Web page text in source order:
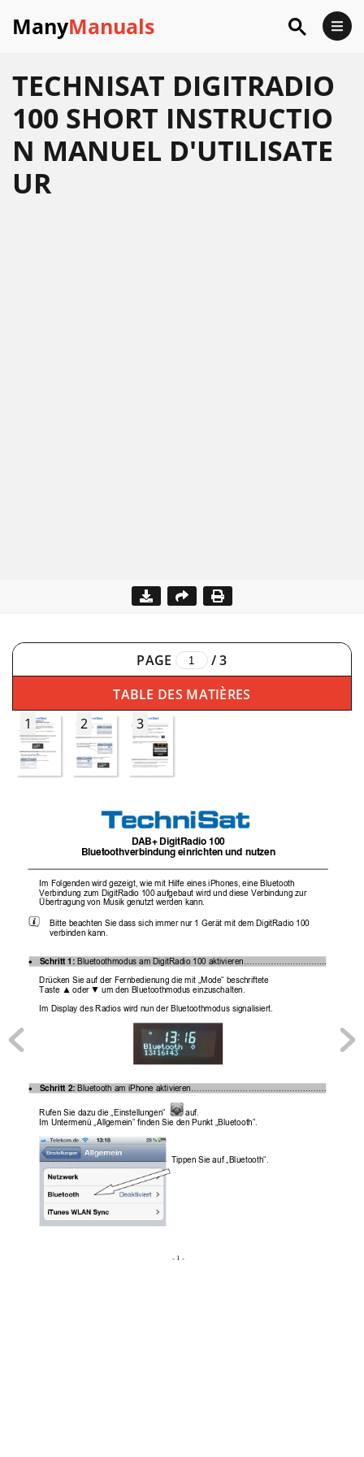
ManyManuals
TECHNISAT DIGITRADIO
100 SHORT INSTRUCTIO
N MANUEL D'UTILISATE
UR
PAGE /3
TABLE DES MATIÈRES
1
2 3
- 1 -
DAB+ DigitRadio 100
Bluetoothverbindung einrichten und nutzen
Im Folgenden wird gezeigt, wie mit Hilfe eines iPhones, eine Bluetooth
Verbindung zum DigitRadio 100 aufgebaut wird und diese Verbindung zur
Übertragung von Musik genutzt werden kann.
Bitte beachten Sie dass sich immer nur 1 Gerät mit dem DigitRadio 100
verbinden kann.
 Schritt 1: Bluetoothmodus am DigitRadio 100 aktivieren………………………....
Drücken Sie auf der Fernbedienung die mit „Mode“ beschriftete
Taste
▲ oder ▼ um den Bluetoothmodus einzuschalten.
Im Display des Radios wird nun der Bluetoothmodus signalisiert.
 Schritt 2: Bluetooth am iPhone aktivieren……………………………………..……
Rufen Sie dazu die „Einstellungen“ auf.
Im Untermenü „Allgemein“ finden Sie den Punkt „Bluetooth“.
Tippen Sie auf „Bluetooth“.